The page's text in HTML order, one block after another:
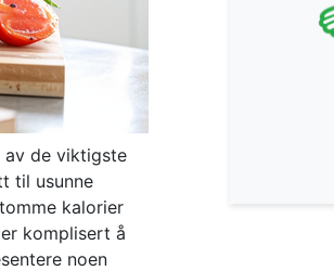
av de viktigste
til usunne
kalorier
komplisert å
noen